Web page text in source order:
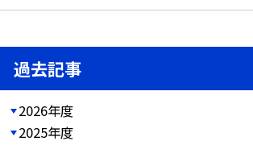
過去記事
2026年度
2025年度